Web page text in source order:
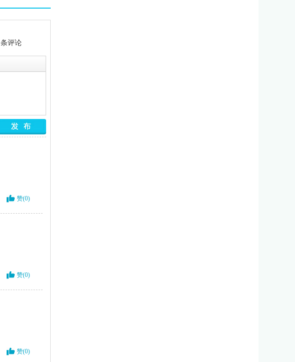
条评论
赞(0)
赞(0)
赞(0)